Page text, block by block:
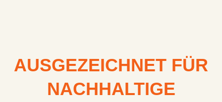
AUSGEZEICHNET FÜR
NACHHALTIGE